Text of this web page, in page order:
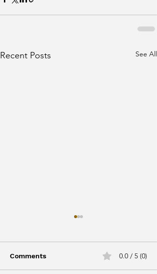
Recent Posts See All
Comments 0.0 / 5 (0)